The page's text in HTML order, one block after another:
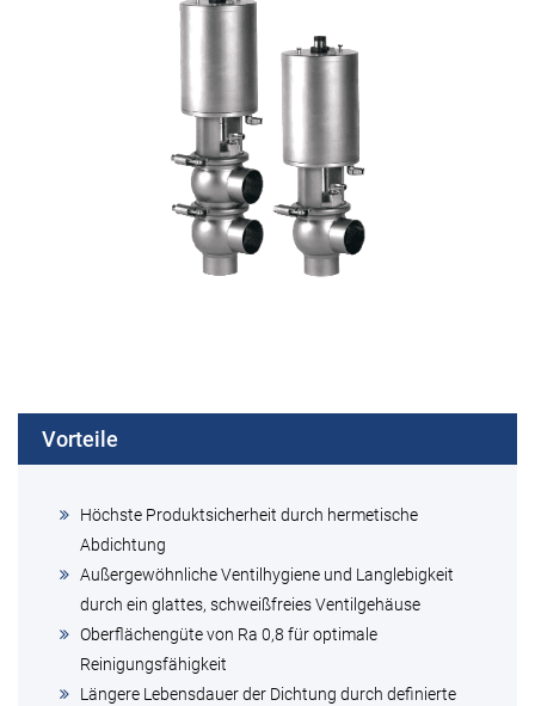
Vorteile
Höchste Produktsicherheit durch hermetische
Abdichtung
Außergewöhnliche Ventilhygiene und Langlebigkeit
durch ein glattes, schweißfreies Ventilgehäuse
Oberflächengüte von Ra 0,8 für optimale
Reinigungsfähigkeit
Längere Lebensdauer der Dichtung durch definierte